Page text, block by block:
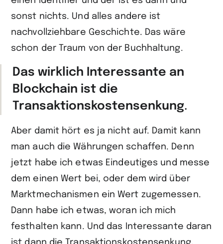
sonst nichts. Und alles andere ist
nachvollziehbare Geschichte. Das wäre
schon der Traum von der Buchhaltung.
Das wirklich Interessante an
Blockchain ist die
Transaktionskostensenkung.
Aber damit hört es ja nicht auf. Damit kann
man auch die Währungen schaffen. Denn
jetzt habe ich etwas Eindeutiges und messe
dem einen Wert bei, oder dem wird über
Marktmechanismen ein Wert zugemessen.
Dann habe ich etwas, woran ich mich
festhalten kann. Und das Interessante daran